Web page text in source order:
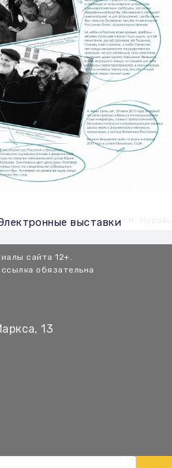
выставки
музей имени Н.Н.
сайта 12+.
обязательна
13